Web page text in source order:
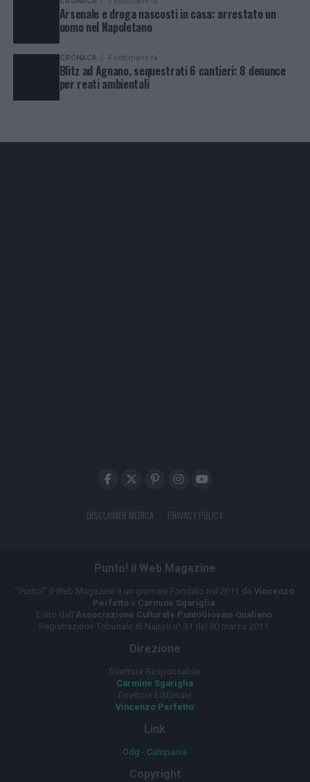
Arsenale e droga nascosti in casa: arrestato un
uomo nel Napoletano
CRONACA 4 settimane fa
Blitz ad Agnano, sequestrati 6 cantieri: 8 denunce
per reati ambientali
DISCLAIMER MEDICA PRIVACY POLICY
Punto! il Web Magazine
"Punto!" il Web Magazine è un giornale Fondato nel 2011 da Vincenzo
Perfetto e Carmine Sgariglia
Edito dall'Associazione Culturale PuntoGiovani Qualiano
Registrazione Tribunale di Napoli n° 31 del 30 marzo 2011.
Direzione
Direttore Responsabile
Carmine Sgariglia
Direttore Editoriale
Vincenzo Perfetto
Link
Odg - Campania
Copyright